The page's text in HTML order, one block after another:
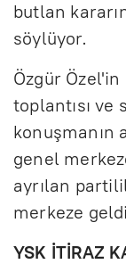
butlan
söylüyor.
Özgür Özel'in
toplantısı ve
konuşmanın
genel
ayrılan
merkeze
YSK İTİRAZ